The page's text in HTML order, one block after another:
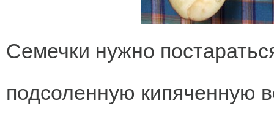
Семечки нужно
подсоленную кипяченную